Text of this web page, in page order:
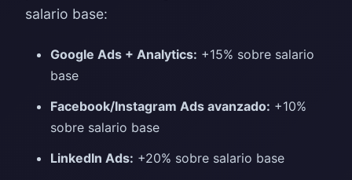
salario base:
Google Ads + Analytics: +15% sobre salario
base
Facebook/Instagram Ads avanzado: +10%
sobre salario base
LinkedIn Ads: +20% sobre salario base